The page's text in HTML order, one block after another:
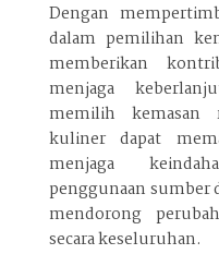
Dengan
dalam pemilihan
memberikan
menjaga
memilih kemasan
kuliner dapat
menjaga
penggunaan sumber
mendorong
secara keseluruhan.